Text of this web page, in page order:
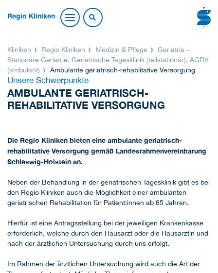
Regio Kliniken
Kliniken Regio Kliniken Medizin & Pflege
Geriatrie –
Stationäre Geriatrie, Geriatrische Tagesklinik (teilstationär), AGRV
(ambulant)
Ambulante geriatrisch-rehablitative Versorgung
Unsere Schwerpunkte
AMBULANTE GERIATRISCH-
REHABILITATIVE VERSORGUNG
Die Regio Kliniken bieten eine ambulante geriatrisch-
rehabilitative Versorgung gemäß Landesrahmenvereinbarung
Schleswig-Holstein an.
Neben der Behandlung in der geriatrischen Tagesklinik gibt es bei
den Regio Kliniken auch die Möglichkeit einer ambulanten
geriatrischen Rehabilitation für Patient:innen ab 65 Jahren.
Hierfür ist eine Antragsstellung bei der jeweiligen Krankenkasse
erforderlich, welche durch den Hausarzt oder die Hausärztin und
nach der ärztlichen Untersuchung durch uns erfolgt.
Im Rahmen der ärztlichen Untersuchung wird auch die Art der